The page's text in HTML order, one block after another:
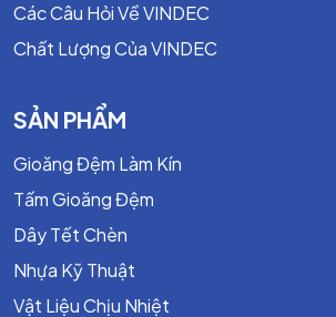
Các Câu Hỏi Về VINDEC
Chất Lượng Của VINDEC
SẢN PHẨM
Gioăng Đệm Làm Kín
Tấm Gioăng Đệm
Dây Tết Chèn
Nhựa Kỹ Thuật
Vật Liệu Chịu Nhiệt